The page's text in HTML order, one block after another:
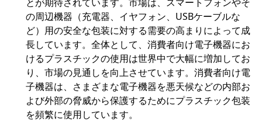
の周辺機器（充電器、イヤフォン、USBケーブルな
ど）用の安全な包装に対する需要の高まりによって成
長しています。全体として、消費者向け電子機器にお
けるプラスチックの使用は世界中で大幅に増加してお
り、市場の見通しを向上させています。消費者向け電
子機器は、さまざまな電子機器を悪天候などの内部お
よび外部の脅威から保護するためにプラスチック包装
を頻繁に使用しています。